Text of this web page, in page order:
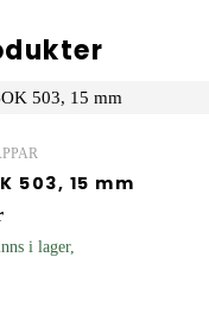
503, 15 mm
i lager,